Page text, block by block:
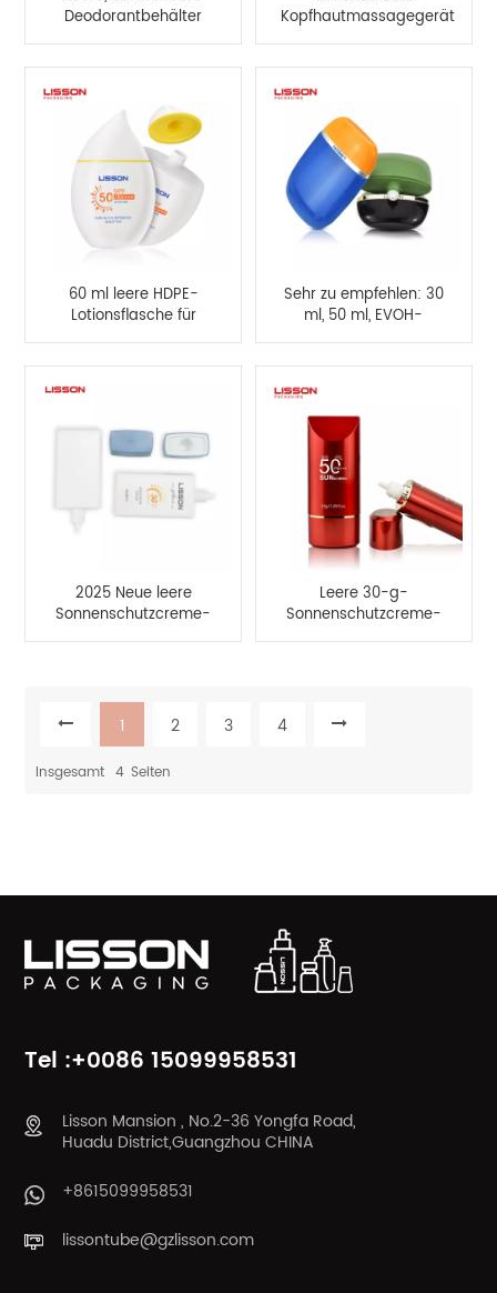
Deodorantbehälter
aus Kunststoff
Kopfhautmassagegerät
Haarwuchs-
60 ml leere HDPE-
Lotionsflasche für
Sonnenschutz – sehr
Sehr zu empfehlen: 30
ml, 50 ml, EVOH-
Schicht, HDPE-Flasche,
2025 Neue leere
Sonnenschutzcreme-
Flaschenverpackung
Leere 30-g-
Sonnenschutzcreme-
Flaschenverpackung
1 2 3 4
Insgesamt 4 Seiten
Tel :+0086 15099958531
Lisson Mansion , No.2-36 Yongfa Road,
Huadu District,Guangzhou CHINA
+8615099958531
lissontube@gzlisson.com